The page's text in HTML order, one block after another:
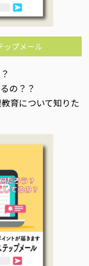
ップメール
の？？
育について知りた